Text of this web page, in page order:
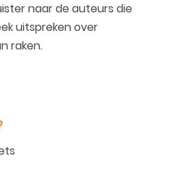
naar de auteurs die
uitspreken over
raken.